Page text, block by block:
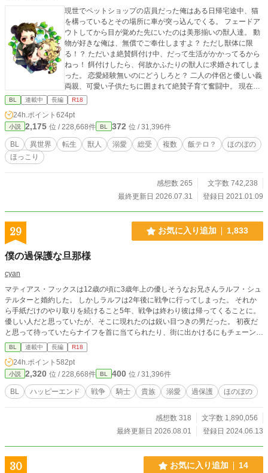
現世でペットショップの店員だった俺はある日帰宅途中、猫
を構っているとその場所に車が突っ込んでくる。 フェードア
ウトしてから目が覚めた先にいたのは美形揃いの獣人達。 動
物が好きな俺は、無償でご奉仕しますよ？ ただし獣体に限
る！？ ただいま絶賛餌付け中、だって生活がかかってるから
ねっ！ 餌付けしたら、何故かふたりの獣人に求婚されてしま
った。 恋愛経験無いのにどうしろと？ 二人の伴侶と優しい義
両親、可愛い子供たちに囲まれて絶賛子育て奮闘中。 現在、
ムーンライトにて改稿しながら配信中。 イチャイチャは★が
つきます。 ☆は改稿済。 改稿したら1話が2000 文字になるよ
うにニコイチにしていきたいと思います。
BL 連載中 長編 R18
24h.ポイント 624pt
小説 2,175 位 / 228,668件 BL 372 位 / 31,396件
BL 異世界 転生 獣人 溺愛 総受 複数 飯テロ？
ほのぼの
ほっこり
感想数 265
文字数 742,238
最終更新日 2026.07.31
登録日 2021.01.09
29 お気に入り追加 1,833
僕の過保護な旦那様
cyan
マティアス・フックスは12歳の頃に3歳年上の優しそうなお兄さんラルフ・シュ
テルターと婚約した。 しかしラルフは2年後に戦争に行ってしまった。 それか
ら手紙だけのやり取りを続けること5年、戦争は終わり彼は帰ってくることに。
優しい人だと思っていたが、そこに現れたのは鋭い目つきの男だった。 初夜だ
と思って待っていたらナイフを首に当てられたり、街に出かけるにもチェーンメ
イルを着て完全武装をして現れたり、戦場帰りのラルフ様に僕は振り回されるこ
とになった。 シリアス無し、コメディー要素多め。 R18シーンはタイトルに※
つけています。 過保護な旦那様が帰ってきました。 一章で完結していました
が、家族として二章で新たなスタートをきります。 ラルフ様の過保護はエスカ
レートするのか、マティアスの気苦労はこれからも続くのか、お楽しみに(*^^*)
BL 連載中 長編 R18
24h.ポイント 582pt
小説 2,320 位 / 228,668件 BL 400 位 / 31,396件
BL ハッピーエンド 戦争 騎士 貴族 溺愛 過保護 ほのぼの
感想数 318
文字数 1,890,056
最終更新日 2026.08.01
登録日 2024.06.13
30 お気に入り追加 14